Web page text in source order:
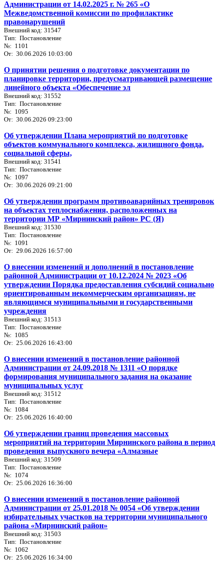
Администрации от 14.02.2025 г. № 265 «О
Межведомственной комиссии по профилактике
правонарушений
Внешний код: 31547
Тип: Постановление
№: 1101
От: 30.06.2026 10:03:00
О принятии решения о подготовке документации по
планировке территории, предусматривающей размещение
линейного объекта «Обеспечение эл
Внешний код: 31552
Тип: Постановление
№: 1095
От: 30.06.2026 09:23:00
Об утверждении Плана мероприятий по подготовке
объектов коммунального комплекса, жилищного фонда,
социальной сферы,
Внешний код: 31541
Тип: Постановление
№: 1097
От: 30.06.2026 09:21:00
Об утверждении программ противоаварийных тренировок
на объектах теплоснабжения, расположенных на
территории МР «Мирнинский район» РС (Я)
Внешний код: 31530
Тип: Постановление
№: 1091
От: 29.06.2026 16:57:00
О внесении изменений и дополнений в постановление
районной Администрации от 10.12.2024 № 2023 «Об
утверждении Порядка предоставления субсидий социально
ориентированным некоммерческим организациям, не
являющимся муниципальными и государственными
учреждения
Внешний код: 31513
Тип: Постановление
№: 1085
От: 25.06.2026 16:43:00
О внесении изменений в постановление районной
Администрации от 24.09.2018 № 1311 «О порядке
формирования муниципального задания на оказание
муниципальных услуг
Внешний код: 31512
Тип: Постановление
№: 1084
От: 25.06.2026 16:40:00
Об утверждении границ проведения массовых
мероприятий на территории Мирнинского района в период
проведения выпускного вечера «Алмазные
Внешний код: 31509
Тип: Постановление
№: 1074
От: 25.06.2026 16:36:00
О внесении изменений в постановление районной
Администрации от 25.01.2018 № 0054 «Об утверждении
избирательных участков на территории муниципального
района «Мирнинский район»
Внешний код: 31503
Тип: Постановление
№: 1062
От: 25.06.2026 16:34:00